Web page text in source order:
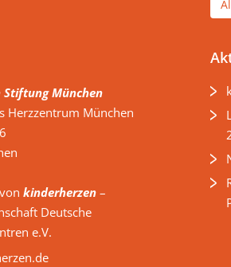
München
Herzzentrum München
kinderherzen –
Deutsche
e.V.